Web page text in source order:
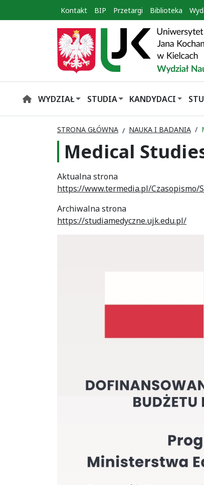
Kontakt BIP Przetargi Biblioteka
HOMEWYDZIAŁ STUDIA KANDYDACI
STRONA GŁÓWNA NAUKA I BADANIA
Medical
Aktualna strona
https://www.termedia.pl/Czasopismo/
Archiwalna strona
https://studiamedyczne.ujk.edu.pl/